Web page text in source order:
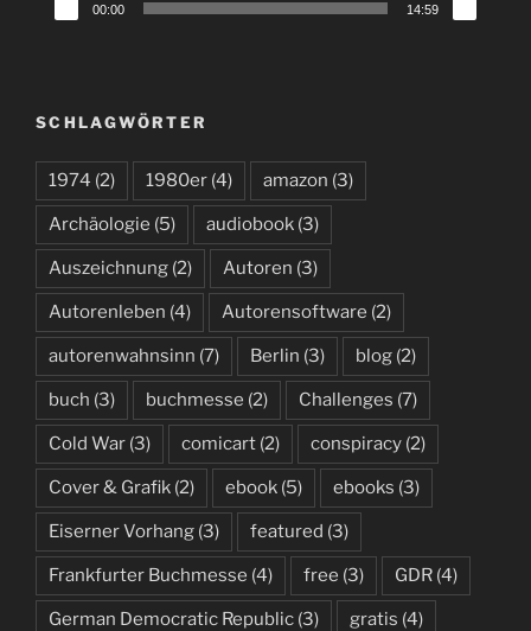
00:00 14:59
SCHLAGWÖRTER
1974 (2) 1980er (4) amazon (3)
Archäologie (5) audiobook (3)
Auszeichnung (2) Autoren (3)
Autorenleben (4) Autorensoftware (2)
autorenwahnsinn (7) Berlin (3) blog (2)
buch (3) buchmesse (2) Challenges (7)
Cold War (3) comicart (2) conspiracy (2)
Cover & Grafik (2) ebook (5) ebooks (3)
Eiserner Vorhang (3) featured (3)
Frankfurter Buchmesse (4) free (3) GDR (4)
German Democratic Republic (3) gratis (4)